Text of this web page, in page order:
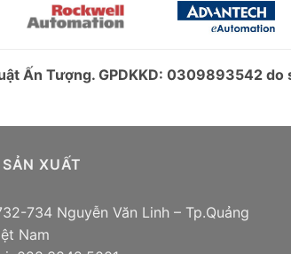
Ấn Tượng. GPDKKD: 0309893542
XUẤT
734 Nguyễn Văn Linh – Tp.Quảng
Nam